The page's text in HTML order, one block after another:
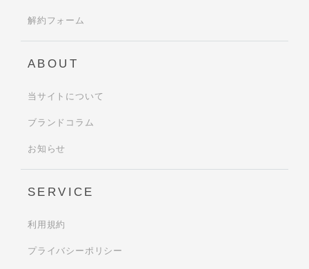
解約フォーム
ABOUT
当サイトについて
ブランドコラム
お知らせ
SERVICE
利用規約
プライバシーポリシー